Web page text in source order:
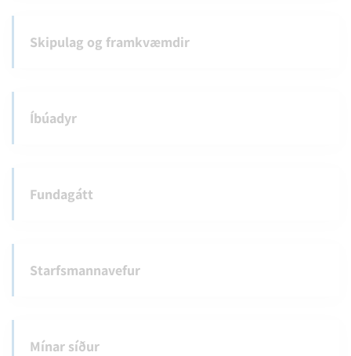
Skipulag og framkvæmdir
Íbúadyr
Fundagátt
Starfsmannavefur
Mínar síður